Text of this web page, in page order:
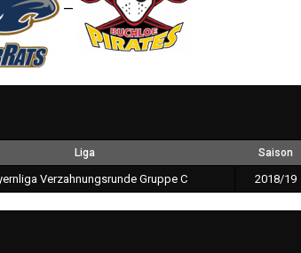
—
Liga Saison
Verzahnungsrunde Gruppe C 2018/19